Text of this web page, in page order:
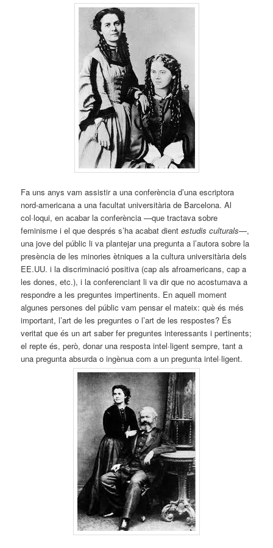
Fa uns anys vam assistir a una conferència d’una escriptora
nord-americana a una facultat universitària de Barcelona. Al
col·loqui, en acabar la conferència —que tractava sobre
feminisme i el que després s’ha acabat dientestudis culturals—,
una jove del públic li va plantejar una pregunta a l’autora sobre la
presència de les minories ètniques a la cultura universitària dels
EE.UU. i la discriminació positiva (cap als afroamericans, cap a
les dones, etc.), i la conferenciant li va dir que no acostumava a
respondre a les preguntes impertinents. En aquell moment
algunes persones del públic vam pensar el mateix: què és més
important, l’art de les preguntes o l’art de les respostes? És
veritat que és un art saber fer preguntes interessants i pertinents;
el repte és, però, donar una resposta intel·ligent sempre, tant a
una pregunta absurda o ingènua com a un pregunta intel·ligent.